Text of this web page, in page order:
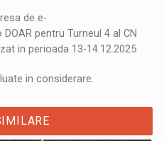
de e-
DOAR pentru Turneul 4 al CN
in perioada 13-14.12.2025
in considerare.